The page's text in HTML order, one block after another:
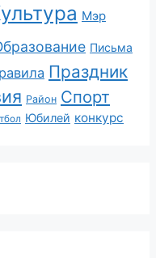
Мэр
Письма
Праздник
Район Спорт
Юбилей конкурс